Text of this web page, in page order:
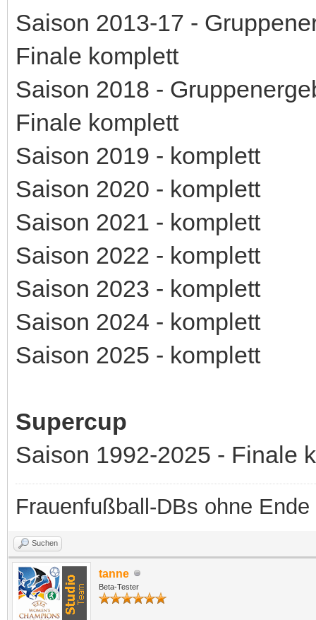
Saison 2013-17 -
Finale komplett
Saison 2018 -
Finale komplett
Saison 2019 - komplett
Saison 2020 - komplett
Saison 2021 - komplett
Saison 2022 - komplett
Saison 2023 - komplett
Saison 2024 - komplett
Saison 2025 - komplett
Supercup
Saison 1992-2025 - Finale
Frauenfußball-DBs ohne Ende
Suchen
tanne
Beta-Tester